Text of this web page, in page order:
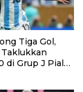
Tiga Gol,
di Grup J Piala